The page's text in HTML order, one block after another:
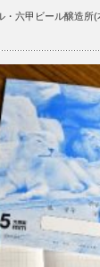
・六甲ビール醸造所